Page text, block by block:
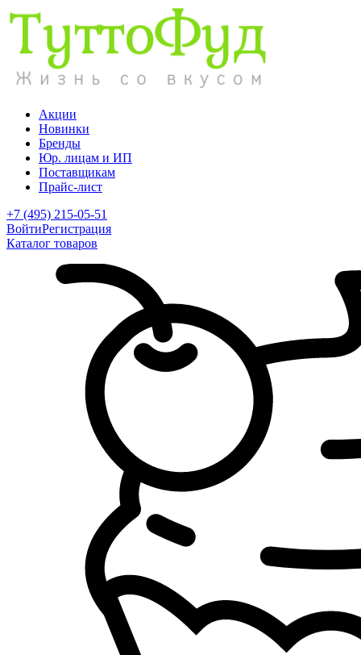
Акции
Новинки
Бренды
Юр. лицам и ИП
Поставщикам
Прайс-лист
+7 (495) 215-05-51
ВойтиРегистрация
Каталог товаров